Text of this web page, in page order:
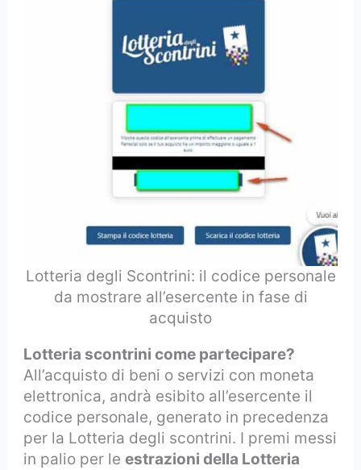
Lotteria degli Scontrini: il codice personale
da mostrare all’esercente in fase di
acquisto
Lotteria scontrini come partecipare?
All’acquisto di beni o servizi con moneta
elettronica, andrà esibito all’esercente il
codice personale, generato in precedenza
per la Lotteria degli scontrini. I premi messi
in palio per leestrazioni della Lotteria